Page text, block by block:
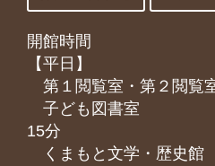
開館時間
【平日】
第１閲覧室・第２閲覧
子ども図書室 9
15分
くまもと⽂学・歴史